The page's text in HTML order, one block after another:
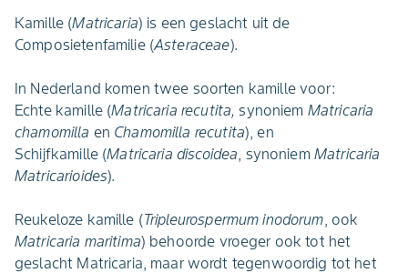
Kamille (Matricaria) is een geslacht uit de
Composietenfamilie (Asteraceae).
In Nederland komen twee soorten kamille voor:
Echte kamille (Matricaria recutita,synoniem Matricaria
chamomilla en Chamomilla recutita), en
Schijfkamille (Matricaria discoidea, synoniem Matricaria
Matricarioides).
Reukeloze kamille (Tripleurospermum inodorum, ook
Matricaria maritima) behoorde vroeger ook tot het
geslacht Matricaria, maar wordt tegenwoordig tot het